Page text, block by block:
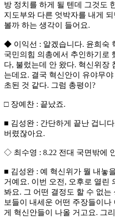
방 정치를 하게 될 텐데 그것도
지도부와 다른 엇박자를 내게
볼까 하는 생각이 들어요.
◆ 이익선 : 알겠습니다. 윤희숙
국민의힘 의총에서 추인하기로
다, 불렀는데 안 왔다. 혁신위장
는데요. 결국 혁신안이 유야무
초된 것 같다. 그럼 총평이?
□ 장예찬 : 끝났죠.
■ 김성완 : 간단하게 끝난 겁니
버렸잖아요.
◇ 최수영 : 8.22 전대 국면밖에
■ 김성완 : 예 혁신위가 뭘 내놓
거예요. 이번 오전, 오후로 열린
봐요. 그 어떤 결정도 할 수 없
보들이 내세운 어떤 주장들이
게 혁신안들이 나올 거고요. 그